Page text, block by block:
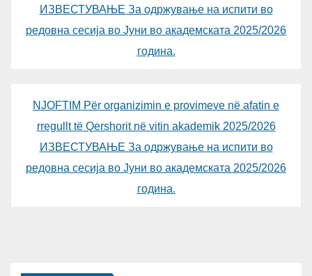
ИЗВЕСТУВАЊЕ За одржување на испити во
редовна сесија во Јуни во академската 2025/2026
година.
NJOFTIM Për organizimin e provimeve në afatin e
rregullt të Qershorit në vitin akademik 2025/2026
ИЗВЕСТУВАЊЕ За одржување на испити во
редовна сесија во Јуни во академската 2025/2026
година.